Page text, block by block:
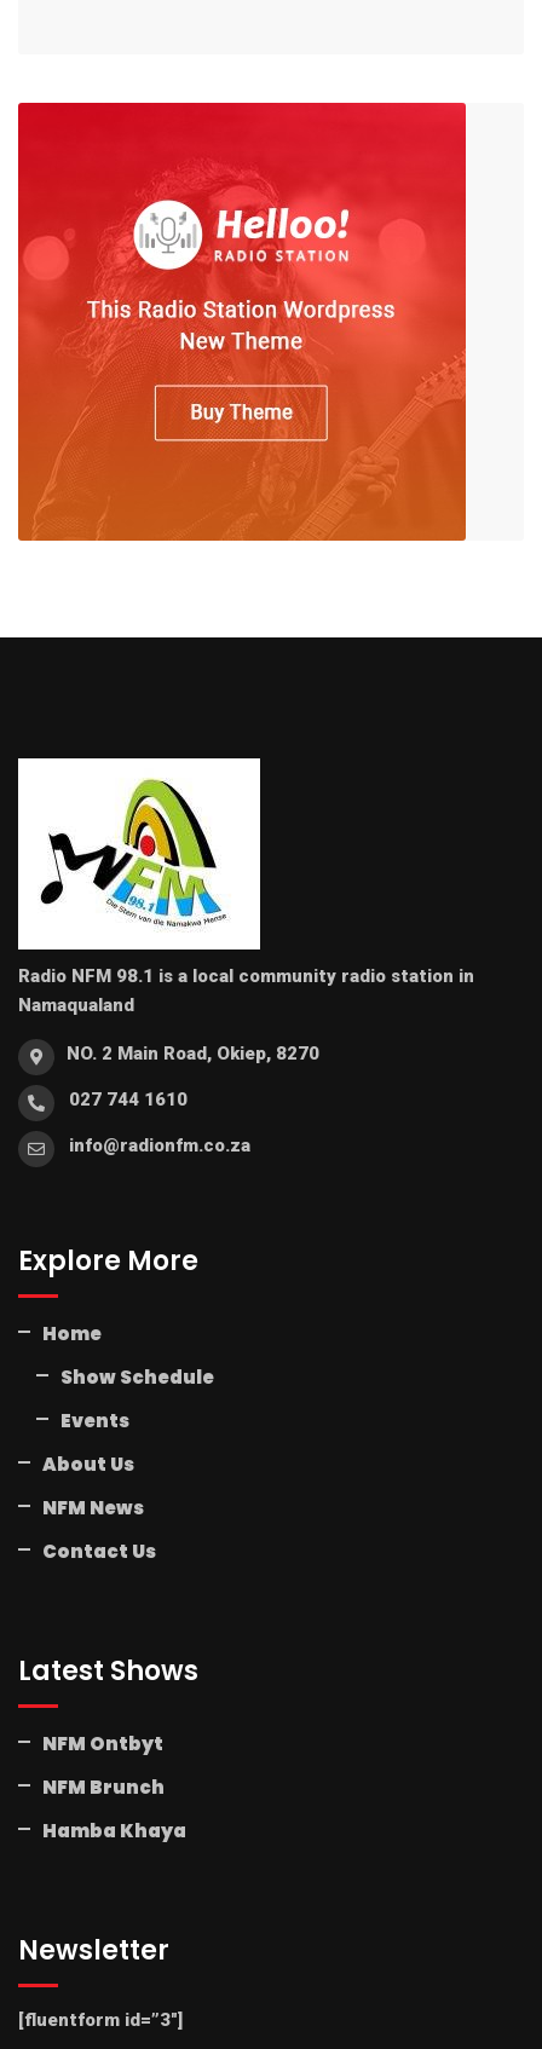
Radio NFM 98.1 is a local community radio station in
Namaqualand
NO. 2 Main Road, Okiep, 8270
027 744 1610
info@radionfm.co.za
Explore More
Home
Show Schedule
Events
About Us
NFM News
Contact Us
Latest Shows
NFM Ontbyt
NFM Brunch
Hamba Khaya
Newsletter
[fluentform id=”3″]